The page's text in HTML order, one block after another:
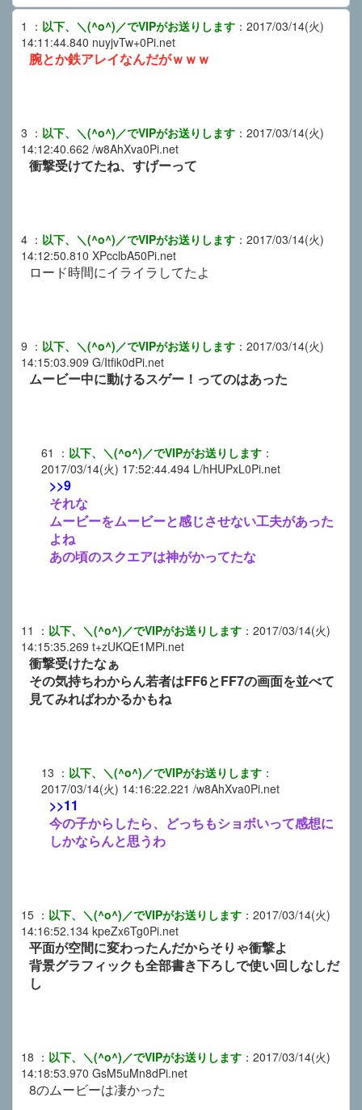
1 ： 以下、＼(^o^)／でVIPがお送りします ： 2017/03/14(火)
14:11:44.840 nuyjvTw+0Pi.net
腕とか鉄アレイなんだがｗｗｗ
3 ： 以下、＼(^o^)／でVIPがお送りします ： 2017/03/14(火)
14:12:40.662 /w8AhXva0Pi.net
衝撃受けてたね、すげーって
4 ： 以下、＼(^o^)／でVIPがお送りします ： 2017/03/14(火)
14:12:50.810 XPcclbA50Pi.net
ロード時間にイライラしてたよ
9 ： 以下、＼(^o^)／でVIPがお送りします ： 2017/03/14(火)
14:15:03.909 G/Itfik0dPi.net
ムービー中に動けるスゲー！ってのはあった
61 ： 以下、＼(^o^)／でVIPがお送りします ：
2017/03/14(火) 17:52:44.494 L/hHUPxL0Pi.net
>>9
それな
ムービーをムービーと感じさせない工夫があった
よね
あの頃のスクエアは神がかってたな
11 ： 以下、＼(^o^)／でVIPがお送りします ： 2017/03/14(火)
14:15:35.269 t+zUKQE1MPi.net
衝撃受けたなぁ
その気持ちわからん若者はFF6とFF7の画面を並べて
見てみればわかるかもね
13 ： 以下、＼(^o^)／でVIPがお送りします ：
2017/03/14(火) 14:16:22.221 /w8AhXva0Pi.net
>>11
今の子からしたら、どっちもショボいって感想に
しかならんと思うわ
15 ： 以下、＼(^o^)／でVIPがお送りします ： 2017/03/14(火)
14:16:52.134 kpeZx6Tg0Pi.net
平面が空間に変わったんだからそりゃ衝撃よ
背景グラフィックも全部書き下ろしで使い回しなしだ
し
18 ： 以下、＼(^o^)／でVIPがお送りします ： 2017/03/14(火)
14:18:53.970 GsM5uMn8dPi.net
8のムービーは凄かった